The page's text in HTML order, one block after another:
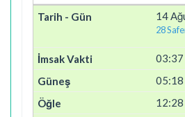
14
28
03:37
05:18
12:28